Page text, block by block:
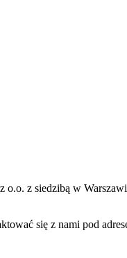
o.o. z siedzibą w
się z nami pod